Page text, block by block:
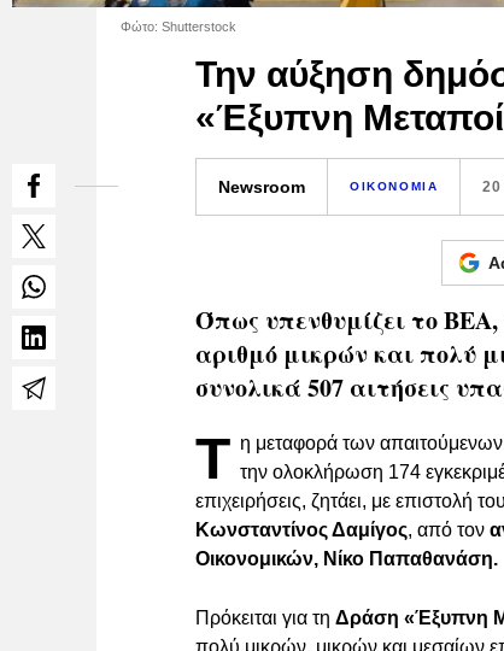
Φώτο: Shutterstock
Την αύξηση
«Έξυπνη
Newsroom ΟΙΚΟΝΟΜΙΑ 20
Όπως υπενθυμίζει το
αριθμό μικρών και πολύ
συνολικά 507 αιτήσεις
Τ η μεταφορά των
την ολοκλήρωση 174
επιχειρήσεις, ζητάει, με επιστολή
Κωνσταντίνος Δαμίγος, από τον
Οικονομικών, Νίκο Παπαθανάση.
Πρόκειται για τη Δράση «Έξυπνη
πολύ μικρών, μικρών και μεσαίων